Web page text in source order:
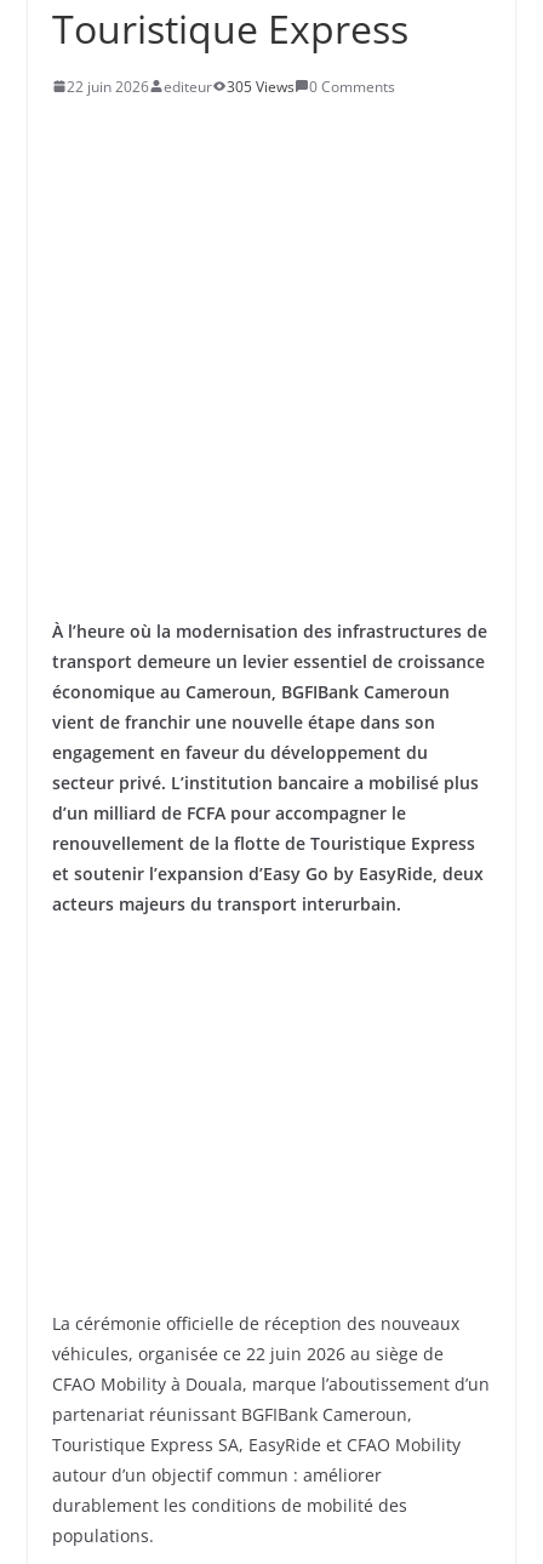
Touristique Express
22 juin 2026 editeur 305 Views 0 Comments
À l’heure où la modernisation des infrastructures de
transport demeure un levier essentiel de croissance
économique au Cameroun, BGFIBank Cameroun
vient de franchir une nouvelle étape dans son
engagement en faveur du développement du
secteur privé. L’institution bancaire a mobilisé plus
d’un milliard de FCFA pour accompagner le
renouvellement de la flotte de Touristique Express
et soutenir l’expansion d’Easy Go by EasyRide, deux
acteurs majeurs du transport interurbain.
La cérémonie officielle de réception des nouveaux
véhicules, organisée ce 22 juin 2026 au siège de
CFAO Mobility à Douala, marque l’aboutissement d’un
partenariat réunissant BGFIBank Cameroun,
Touristique Express SA, EasyRide et CFAO Mobility
autour d’un objectif commun : améliorer
durablement les conditions de mobilité des
populations.